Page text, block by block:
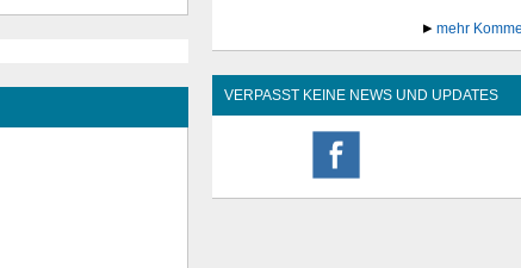
mehr
VERPASST KEINE NEWS UND UPDATES